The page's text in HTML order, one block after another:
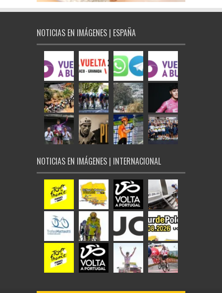
NOTICIAS EN IMÁGENES | ESPAÑA
NOTICIAS EN IMÁGENES | INTERNACIONAL